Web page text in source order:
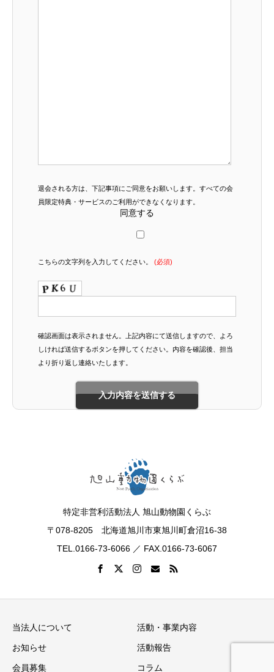
退会される方は、下記事項にご同意をお願いします。すべての会
員限定特典・サービスのご利用ができなくなります。
同意する
こちらの文字列を入力してください。 (必須)
確認画面は表示されません。上記内容にて送信しますので、よろ
しければ送信するボタンを押してください。内容を確認後、担当
より折り返し連絡いたします。
特定非営利活動法人 旭山動物園くらぶ
〒078-8205 北海道旭川市東旭川町倉沼16-38
TEL.0166-73-6066 ／ FAX.0166-73-6067
当法人について 活動・事業内容
お知らせ 活動報告
会員募集 コラム